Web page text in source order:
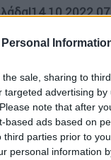
sale, sharing to
targeted advertising
note that after
based ads based on
third parties prior to
personal information
|14.10.2022
η
οι
τα